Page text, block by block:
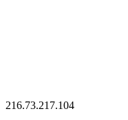
216.73.217.104